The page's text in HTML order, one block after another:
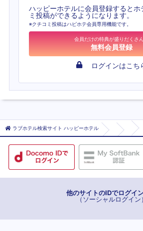
ハッピーホテルに会員登録するとホ
ミ投稿ができるようになります。
※クチコミ投稿はハピホテ会員専用機能です。
会員だけの特典が盛りだくさん
無料会員登録
ログインはこち
ラブホテル検索サイト ハッピーホテル
他のサイトのIDでログイ
（ソーシャルログイン